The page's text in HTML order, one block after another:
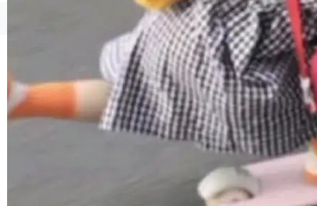
©OSCHINA(OSChina.NET) 京ICP备2025119063号